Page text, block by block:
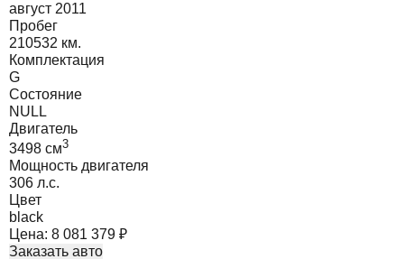
август 2011
Пробег
210532 км.
Комплектация
G
Состояние
NULL
Двигатель
3498 cм3
Мощность двигателя
306 л.с.
Цвет
black
Цена: 8 081 379 ₽
Заказать авто